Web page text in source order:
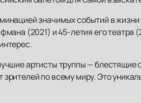
значимых событий в
(2021) и 45-летия его театра
артисты труппы — блестящие
по всему миру. Это